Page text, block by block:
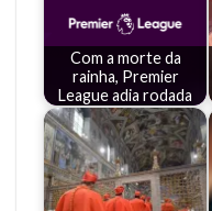
Com a morte da
rainha, Premier
League adia rodada